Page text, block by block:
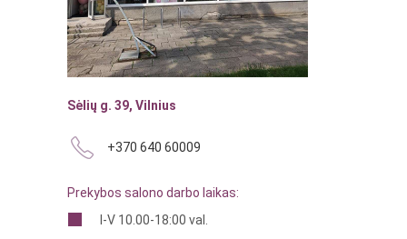
Sėlių g. 39, Vilnius
+370 640 60009
Prekybos salono darbo laikas:
I-V 10.00-18:00 val.